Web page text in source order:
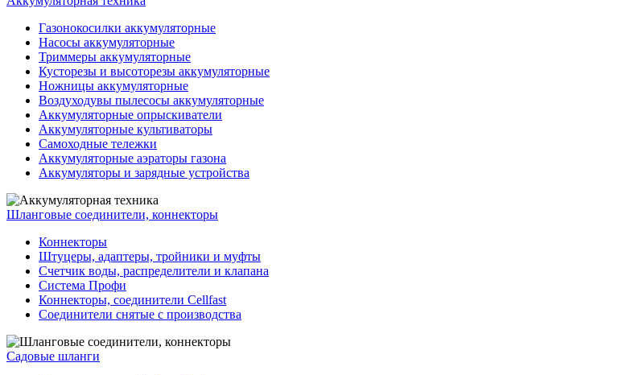
Газонокосилки аккумуляторные
Насосы аккумуляторные
Триммеры аккумуляторные
Кусторезы и высоторезы аккумуляторные
Ножницы аккумуляторные
Воздуходувы пылесосы аккумуляторные
Аккумуляторные опрыскиватели
Аккумуляторные культиваторы
Самоходные тележки
Аккумуляторные аэраторы газона
Аккумуляторы и зарядные устройства
Шланговые соединители, коннекторы
Коннекторы
Штуцеры, адаптеры, тройники и муфты
Счетчик воды, распределители и клапана
Система Профи
Коннекторы, соединители Cellfast
Соединители снятые с производства
Садовые шланги